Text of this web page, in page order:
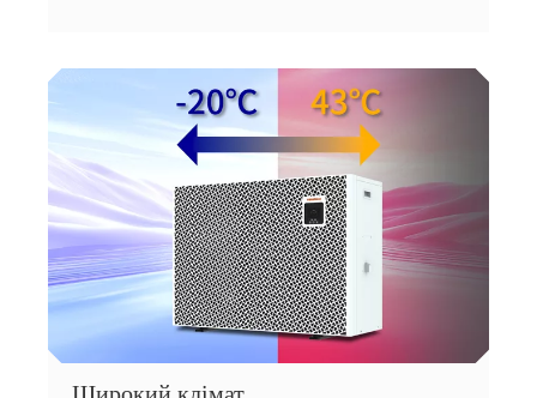
Широкий клімат